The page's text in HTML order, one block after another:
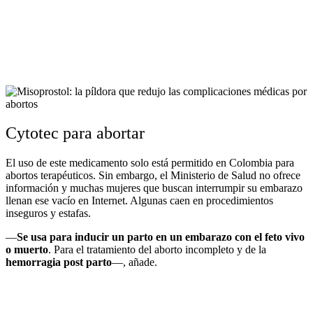
Cytotec para abortar
El uso de este medicamento solo está permitido en Colombia para
abortos terapéuticos. Sin embargo, el Ministerio de Salud no ofrece
información y muchas mujeres que buscan interrumpir su embarazo
llenan ese vacío en Internet. Algunas caen en procedimientos
inseguros y estafas.
—Se usa para inducir un parto en un embarazo con el feto vivo
o muerto. Para el tratamiento del aborto incompleto y de la
hemorragia post parto—, añade.